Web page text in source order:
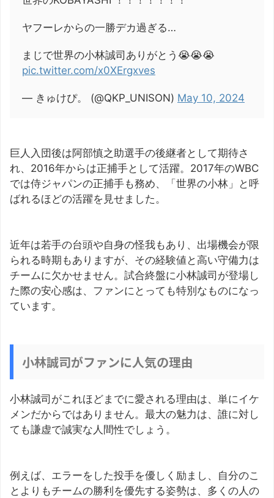
ヤフーレからの一勝デカ過ぎる…
まじで世界の小林誠司ありがとう😭😭😭
pic.twitter.com/x0XErgxves
— きゅけぴ。 (@QKP_UNISON) May 10, 2024
巨人入団後は阿部慎之助選手の後継者として期待さ
れ、2016年からは正捕手として活躍。2017年のWBC
では侍ジャパンの正捕手も務め、「世界の小林」と呼
ばれるほどの活躍を見せました。
近年は若手の台頭や自身の怪我もあり、出場機会が限
られる時期もありますが、その経験値と高い守備力は
チームに欠かせません。試合終盤に小林誠司が登場し
た際の安心感は、ファンにとっても特別なものになっ
ています。
小林誠司がファンに人気の理由
小林誠司がこれほどまでに愛される理由は、単にイケ
メンだからではありません。最大の魅力は、誰に対し
ても謙虚で誠実な人間性でしょう。
例えば、エラーをした投手を優しく励まし、自分のこ
とよりもチームの勝利を優先する姿勢は、多くの人の